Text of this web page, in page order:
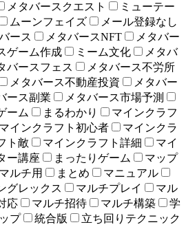
メタバースクエスト
ミューテー
ムーンフェイズ
メール登録なし
ース メタバースNFT
メタバー
ゲーム作成 ミーム文化
メタバ
バースフェス
メタバース不労所
メタバース不動産投資
メタバー
ース副業
メタバース市場予測
ーム まるわかり
マインクラフ
マインクラフト初心者
マインクラ
ト敵 マインクラフト詳細
マイ
ー講座 まったりゲーム
マップ
マルチ用 まとめ
マニュアル
グレックス マルチプレイ
マル
応 マルチ招待 マルチ構築
学
プ 統合版
立ち回りテクニック